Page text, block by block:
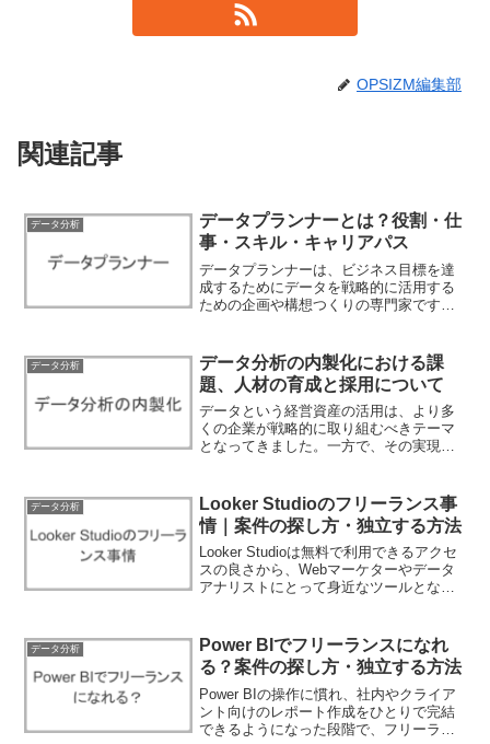
OPSIZM編集部
関連記事
データ分析
データプランナーとは？役割・仕
事・スキル・キャリアパス
データプランナーは、ビジネス目標を達
成するためにデータを戦略的に活用する
ための企画や構想つくりの専門家です。
す仕組みを提案します。その役割は多岐
にわたり、データ分析手法...
データ分析
データ分析の内製化における課
題、人材の育成と採用について
データという経営資産の活用は、より多
くの企業が戦略的に取り組むべきテーマ
となってきました。一方で、その実現に
の育成や、継続的な組織体制の見直しに
は専門的なノウハウが必要と...
データ分析
Looker Studioのフリーランス事
情｜案件の探し方・独立する方法
Looker Studioは無料で利用できるアクセ
スの良さから、Webマーケターやデータ
アナリストにとって身近なツールとなっ
間に縛られない働き方を実現したいと考
える技術...
データ分析
Power BIでフリーランスになれ
る？案件の探し方・独立する方法
Power BIの操作に慣れ、社内やクライア
ント向けのレポート作成をひとりで完結
できるようになった段階で、フリーラン